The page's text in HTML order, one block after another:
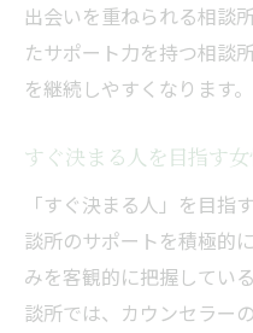
出会いを重ねられる相談
たサポート力を持つ相談
を継続しやすくなります。
すぐ決まる人を目指す
「すぐ決まる人」を目指
談所のサポートを積極的
みを客観的に把握してい
談所では、カウンセラー